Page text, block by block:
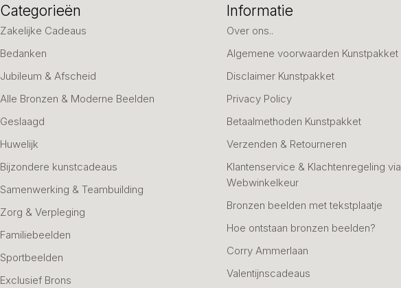
Categorieën
Zakelijke Cadeaus
Bedanken
Jubileum & Afscheid
Alle Bronzen & Moderne Beelden
Geslaagd
Huwelijk
Bijzondere kunstcadeaus
Samenwerking & Teambuilding
Zorg & Verpleging
Familiebeelden
Sportbeelden
Exclusief Brons
Informatie
Over ons..
Algemene voorwaarden Kunstpakket
Disclaimer Kunstpakket
Privacy Policy
Betaalmethoden Kunstpakket
Verzenden & Retourneren
Klantenservice & Klachtenregeling via
Webwinkelkeur
Bronzen beelden met tekstplaatje
Hoe ontstaan bronzen beelden?
Corry Ammerlaan
Valentijnscadeaus